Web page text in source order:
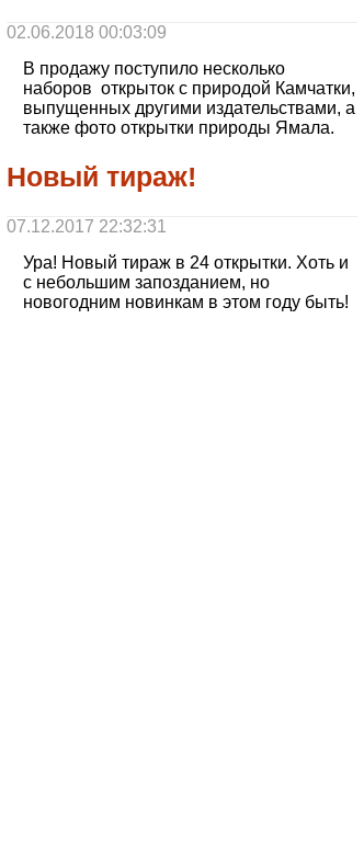
02.06.2018 00:03:09
В продажу поступило несколько
наборов открыток с природой Камчатки,
выпущенных другими издательствами, а
также фото открытки природы Ямала.
Новый тираж!
07.12.2017 22:32:31
Ура! Новый тираж в 24 открытки. Хоть и
с небольшим запозданием, но
новогодним новинкам в этом году быть!